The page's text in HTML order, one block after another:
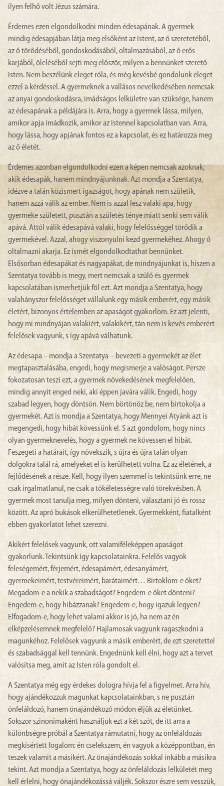
ilyen felhő volt Jézus számára.
Érdemes ezen elgondolkodni minden édesapának. A gyermek
mindig édesapjában látja meg elsőként az Istent, az ő szeretetéből,
az ő törődéséből, gondoskodásából, oltalmazásából, az ő erős
karjából, öleléséből sejti meg először, milyen a bennünket szerető
Isten. Nem beszélünk eleget róla, és még kevésbé gondolunk eleget
ezzel a kérdéssel. A gyermeknek a vallásos nevelkedésében nemcsak
az anyai gondoskodásra, imádságos lelkületre van szüksége, hanem
az édesapának a példájára is. Arra, hogy a gyermek lássa, milyen,
amikor apja imádkozik, amikor az Istennel kapcsolatban van. Arra,
hogy lássa, hogy apjának fontos ez a kapcsolat, és ez határozza meg
az ő életét.
Érdemes azonban elgondolkodni ezen a képen nemcsak azoknak,
akik édesapák, hanem mindnyájunknak. Azt mondja a Szentatya,
idézve a talán közismert igazságot, hogy apának nem születik,
hanem azzá válik az ember. Nem is azzal lesz valaki apa, hogy
gyermeke született, pusztán a születés ténye miatt senki sem válik
apává. Attól válik édesapává valaki, hogy felelősséggel törődik a
gyermekével. Azzal, ahogy viszonyulni kezd gyermekéhez. Ahogy ő
oltalmazni akarja. Ez ismét elgondolkodtathat bennünket.
Elsősorban édesapákat és nagyapákat, de mindnyájunkat is, hiszen a
Szentatya tovább is megy, mert nemcsak a szülő és gyermek
kapcsolatában ismerhetjük föl ezt. Azt mondja a Szentatya, hogy
valahányszor felelősséget vállalunk egy másik emberért, egy másik
életért, bizonyos értelemben az apaságot gyakorlom. Ez azt jelenti,
hogy mi mindnyájan valakiért, valakikért, tán nem is kevés emberért
felelősek vagyunk, s így apává válhatunk.
Az édesapa – mondja a Szentatya – bevezeti a gyermekét az élet
megtapasztalásába, engedi, hogy megismerje a valóságot. Persze
fokozatosan teszi ezt, a gyermek növekedésének megfelelően,
mindig annyit enged neki, aki éppen javára válik. Engedi, hogy
szabad legyen, hogy döntsön. Nem börtönöz be, nem birtokolja a
gyermekét. Azt is mondja a Szentatya, hogy Mennyei Atyánk azt is
megengedi, hogy hibát kövessünk el. S azt gondolom, hogy nincs
olyan gyermeknevelés, hogy a gyermek ne kövessen el hibát.
Feszegeti a határait, így növekszik, s újra és újra talán olyan
dolgokra talál rá, amelyeket el is kerülhetett volna. Ez az életének, a
fejlődésének a része. Kell, hogy ilyen szemmel is tekintsünk erre, ne
csak irgalmatlanul, ne csak a tökéletességre való törekvésben. A
gyermek most tanulja meg, milyen dönteni, választani jó és rossz
között. Az apró bukások elkerülhetetlenek. Gyermekként, fiatalként
ebben gyakorlatot lehet szerezni.
Akikért felelősek vagyunk, ott valamiféleképpen apaságot
gyakorlunk. Tekintsünk így kapcsolatainkra. Felelős vagyok
feleségemért, férjemért, édesapámért, édesanyámért,
gyermekeimért, testvéreimért, barátaimért… Birtoklom-e őket?
Megadom-e a nekik a szabadságot? Engedem-e őket dönteni?
Engedem-e, hogy hibázzanak? Engedem-e, hogy igazuk legyen?
Elfogadom-e, hogy lehet valami akkor is jó, ha nem az én
elképzelésemnek megfelelő? Hajlamosak vagyunk ragaszkodni a
magunkéhoz. Felelősek vagyunk a másik emberért, de ezt szeretettel
és szabadsággal kell tennünk. Engednünk kell élni, hogy azt a tervet
valósítsa meg, amit az Isten róla gondolt el.
A Szentatya még egy érdekes dologra hívja fel a figyelmet. Arra hív,
hogy ajándékozzuk magunkat kapcsolatainkban, s ne pusztán
önfeláldozó, hanem önajándékozó módon éljük az életünket.
Sokszor szinonimaként használjuk ezt a két szót, de itt arra a
különbségre próbál a Szentatya rámutatni, hogy az önfeláldozás
megkísértett fogalom: én cselekszem, én vagyok a középpontban, én
teszek valamit a másikért. Az önajándékozás sokkal inkább a másikra
tekint. Azt mondja a Szentatya, hogy az önfeláldozás lelkületét meg
kell érlelni, hogy önajándékozássá váljék. Sokszor észre sem vesszük,